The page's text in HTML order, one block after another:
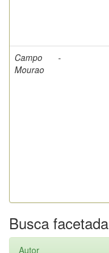
Campo
Mourao
-
Busca facetada
Autor